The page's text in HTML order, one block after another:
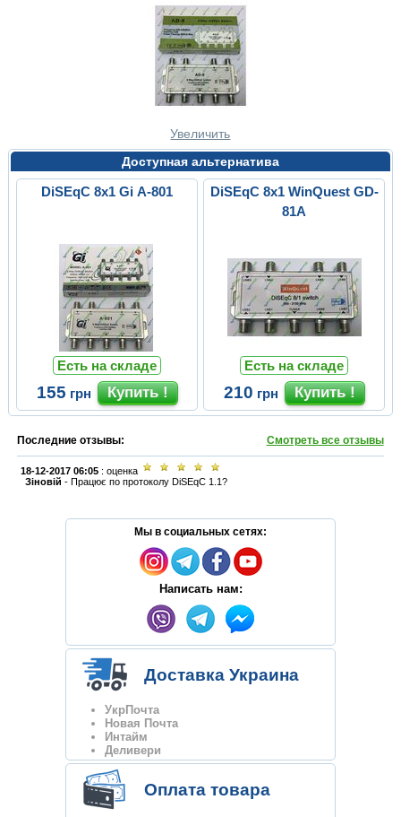
Увеличить
Доступная альтернатива
DiSEqC 8x1 Gi A-801
Есть на складе
155 грн
DiSEqC 8x1 WinQuest GD-
81A
Есть на складе
210 грн
Последние отзывы: Смотреть все отзывы
18-12-2017 06:05 : оценка
Зіновій -Працює по протоколу DiSEqC 1.1?
Мы в социальных сетях:
Написать нам:
Доставка Украина
УкрПочта
Новая Почта
Интайм
Деливери
Оплата товара